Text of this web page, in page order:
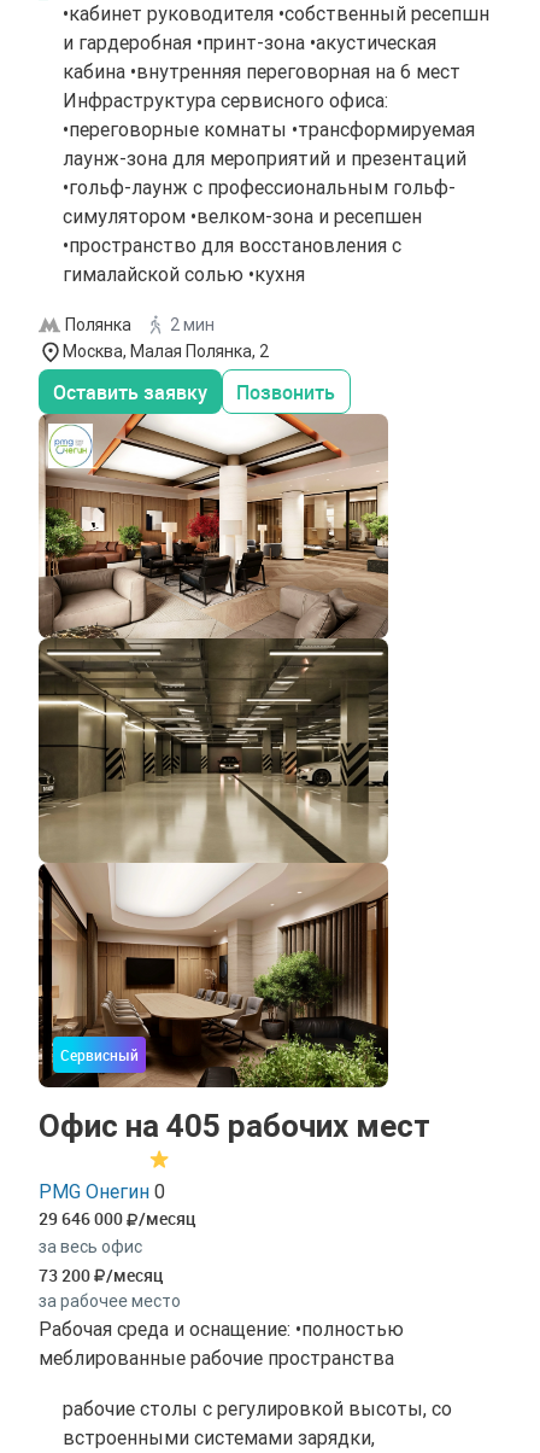
•кабинет руководителя •собственный ресепшн
и гардеробная •принт-зона •акустическая
кабина •внутренняя переговорная на 6 мест
Инфраструктура сервисного офиса:
•переговорные комнаты •трансформируемая
лаунж-зона для мероприятий и презентаций
•гольф-лаунж с профессиональным гольф-
симулятором •велком-зона и ресепшен
•пространство для восстановления с
гималайской солью •кухня
Полянка
2 мин
Москва, Малая Полянка, 2
Оставить заявку Позвонить
Сервисный
Офис на 405 рабочих мест
PMG Онегин 0
29 646 000 /месяц
за весь офис
73 200 /месяц
за рабочее место
Рабочая среда и оснащение: •полностью
меблированные рабочие пространства
рабочие столы с регулировкой высоты, со
встроенными системами зарядки,